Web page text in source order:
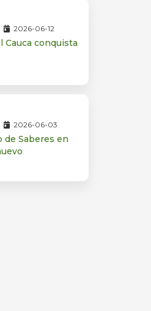
2026-06-12
Cauca conquista
2026-06-03
de Saberes en